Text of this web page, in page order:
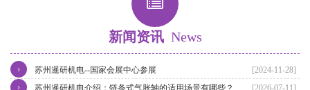
新闻资讯 News
[2024-11-28]
苏州暹研机电--国家会展中心参展
›
[2026-07-11]
苏州暹研机电介绍：链条式气胀轴的适用场景有哪些？
›